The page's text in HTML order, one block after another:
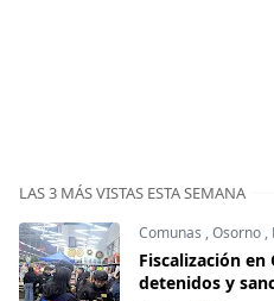
LAS 3 MÁS VISTAS ESTA SEMANA
Comunas ,Osorno ,
Fiscalización
detenidos y